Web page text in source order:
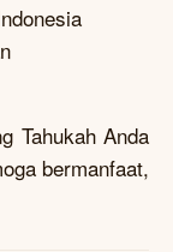
Tahukah Anda
bermanfaat,